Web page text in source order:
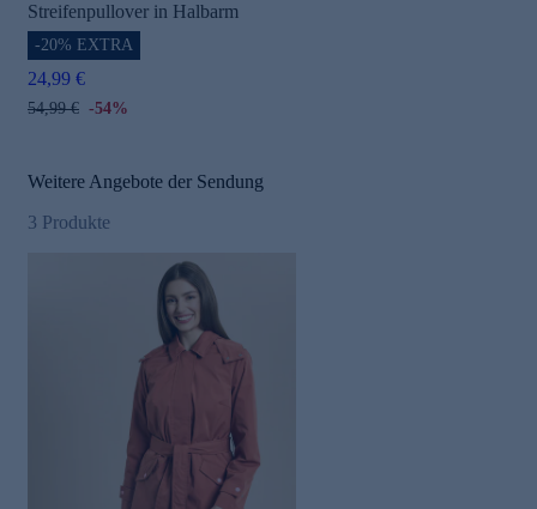
Streifenpullover in Halbarm
-20% EXTRA
24,99 €
54,99 € -54%
Weitere Angebote der Sendung
3 Produkte